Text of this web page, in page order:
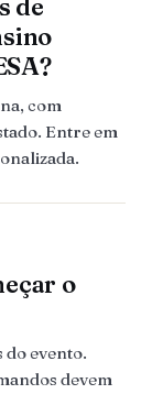
de
com
Entre em
o
do evento.
devem